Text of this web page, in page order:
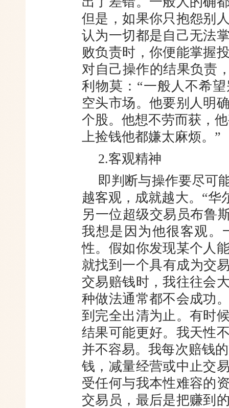
但是，如果你只抱怨别
认为一切都是自己无法
败负责时，你便能掌握
对自己操作的结果负责
利物莫：“一般人不希
空头市场。他要别人明
个股。他想不劳而获，
上捡钱他都嫌太麻烦。”
2.客观精神
即判断与操作要尽可
越客观，成就越大。“华
另一位超级交易员布鲁
我想是因为他很客观。
性。假如你发现某个人
就找到一个具有成为交
交易赔钱时，我往往会
种做法通常都不会成功
到完全出清为止。有时
结果可能更好。我天性
并不容易。我每次赔钱
钱，减量经营或中止交
受任何与我本性难容的
交易员，最后是把赚到